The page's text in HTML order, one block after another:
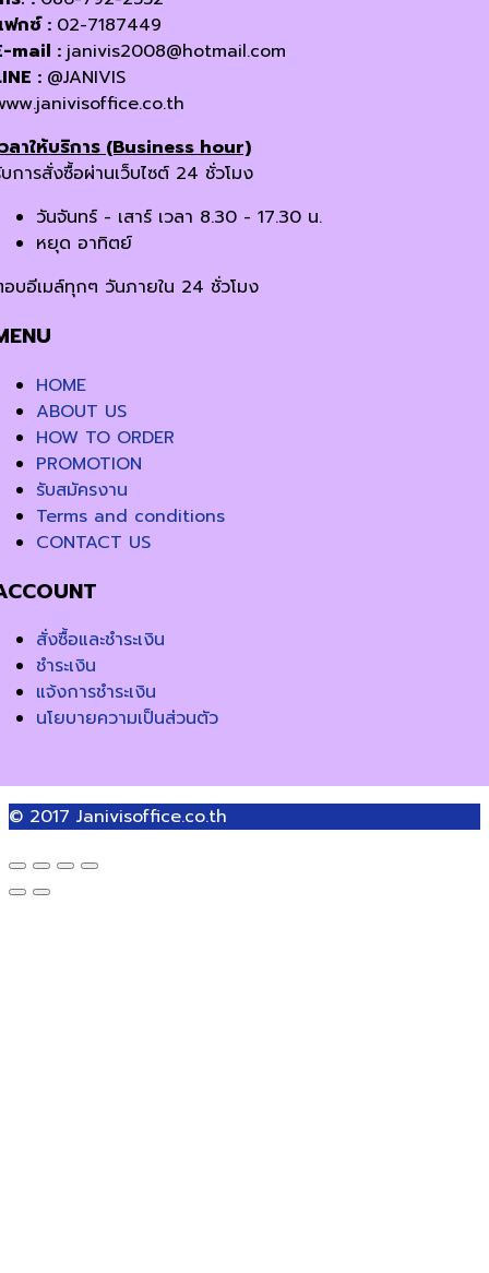
กซ์ : 02-7187449
mail : janivis2008@hotmail.com
: @JANIVIS
ลาให้บริการ (Business hour)
การสั่งซื้อผ่านเว็บไซต์ 24 ชั่วโมง
วันจันทร์ - เสาร์ เวลา 8.30 - 17.30 น.
หยุด อาทิตย์
บอีเมล์ทุกๆ วันภายใน 24 ชั่วโมง
HOME
ABOUT US
HOW TO ORDER
PROMOTION
รับสมัครงาน
Terms and conditions
CONTACT US
สั่งซื้อและชำระเงิน
ชำระเงิน
แจ้งการชำระเงิน
นโยบายความเป็นส่วนตัว
© 2017 Janivisoffice.co.th